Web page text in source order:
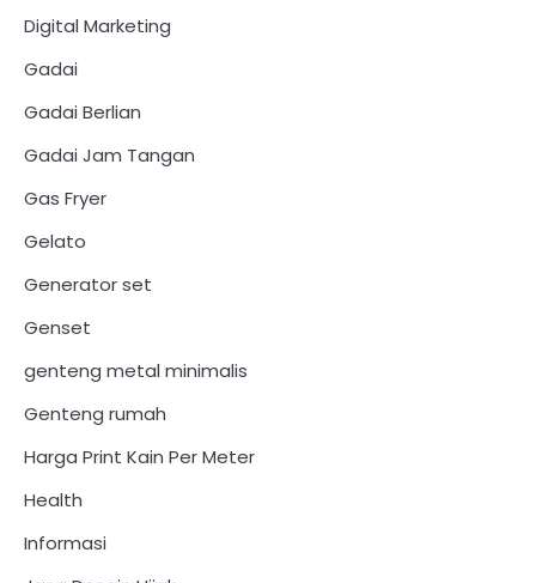
Digital Marketing
Gadai
Gadai Berlian
Gadai Jam Tangan
Gas Fryer
Gelato
Generator set
Genset
genteng metal minimalis
Genteng rumah
Harga Print Kain Per Meter
Health
Informasi